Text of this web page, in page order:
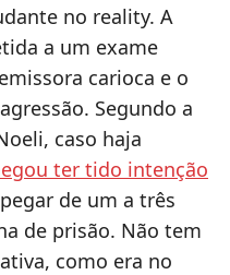
no reality. A
a um exame
carioca e o
Segundo a
caso haja
ter tido intenção
de um a três
de prisão. Não tem
como era no